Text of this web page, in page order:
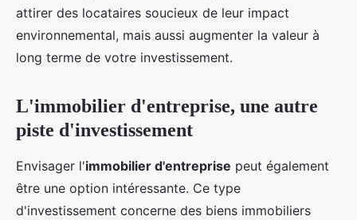
attirer des locataires soucieux de leur impact
environnemental, mais aussi augmenter la valeur à
long terme de votre investissement.
L'immobilier d'entreprise, une autre
piste d'investissement
Envisager l'immobilier d'entreprise peut également
être une option intéressante. Ce type
d'investissement concerne des biens immobiliers